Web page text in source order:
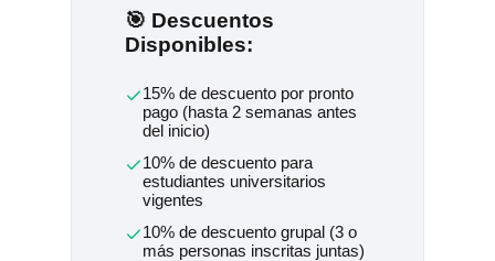
🎯 Descuentos
Disponibles:
15% de descuento por pronto
pago (hasta 2 semanas antes
del inicio)
10% de descuento para
estudiantes universitarios
vigentes
10% de descuento grupal (3 o
más personas inscritas juntas)